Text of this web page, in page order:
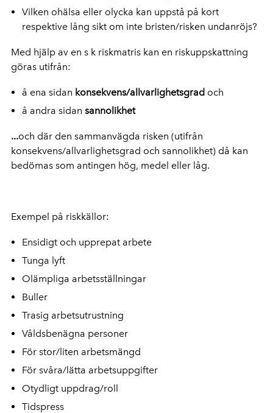
Vilken ohälsa eller olycka kan uppstå på kort
respektive lång sikt om inte bristen/risken undanröjs?
Med hjälp av en s k riskmatris kan en riskuppskattning
göras utifrån:
å ena sidan konsekvens/allvarlighetsgrad och
å andra sidan sannolikhet
...och där den sammanvägda risken (utifrån
konsekvens/allvarlighetsgrad och sannolikhet) då kan
bedömas som antingen hög, medel eller låg.
Exempel på riskkällor:
Ensidigt och upprepat arbete
Tunga lyft
Olämpliga arbetsställningar
Buller
Trasig arbetsutrustning
Våldsbenägna personer
För stor/liten arbetsmängd
För svåra/lätta arbetsuppgifter
Otydligt uppdrag/roll
Tidspress